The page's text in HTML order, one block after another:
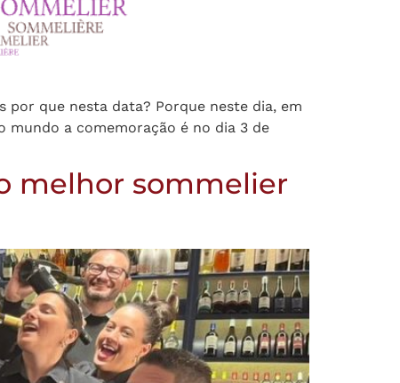
por que nesta data? Porque neste dia, em
mundo a comemoração é no dia 3 de
melhor sommelier